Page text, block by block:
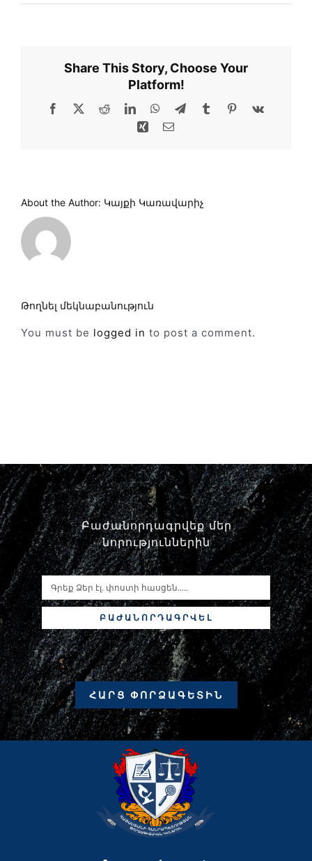
Կայքի քարտեզ
Share This Story, Choose Your
Platform!
Facebook Reddit LinkedInWhatsAppTelegram
TumblrPinterest
Xing
About the Author: Կայքի Կառավարիչ
Թողնել մեկնաբանություն
You must be logged in to post a comment.
Բաժանորդագրվեք մեր
նորություններին
ԲԱԺԱՆՈՐԴԱԳՐՎԵԼ
ՀԱՐՑ ՓՈՐՁԱԳԵՏԻՆ